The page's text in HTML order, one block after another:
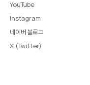
YouTube
Instagram
네이버 블로그
X (Twitter)